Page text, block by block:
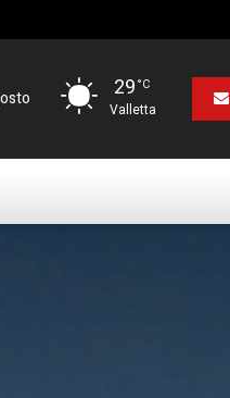
29°C
Valletta